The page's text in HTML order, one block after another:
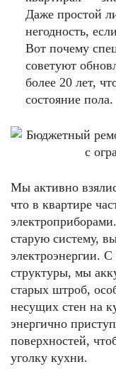
Даже простой
негодность,
Вот почему
советуют
более 20 лет,
состояние пола.
Мы активно
что в квартире
старую систему,
электроэнергии.
структуры, мы
старых штроб,
несущих стен на
энергично
поверхностей,
уголку кухни.